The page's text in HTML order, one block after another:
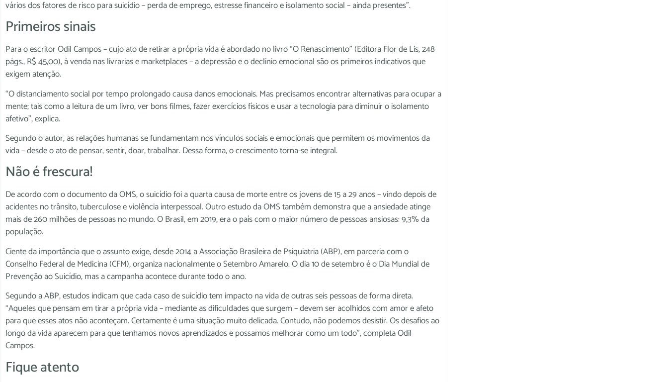
vários dos fatores de risco para suicídio – perda de emprego, estresse financeiro e isolamento social – ainda presentes”.
Primeiros sinais
Para o escritor Odil Campos – cujo ato de retirar a própria vida é abordado no livro “O Renascimento” (Editora Flor de Lis, 248
págs., R$ 45,00), à venda nas livrarias e marketplaces – a depressão e o declínio emocional são os primeiros indicativos que
exigem atenção.
“O distanciamento social por tempo prolongado causa danos emocionais. Mas precisamos encontrar alternativas para ocupar a
mente; tais como a leitura de um livro, ver bons filmes, fazer exercícios físicos e usar a tecnologia para diminuir o isolamento
afetivo”, explica.
Segundo o autor, as relações humanas se fundamentam nos vínculos sociais e emocionais que permitem os movimentos da
vida – desde o ato de pensar, sentir, doar, trabalhar. Dessa forma, o crescimento torna-se integral.
Não é frescura!
De acordo com o documento da OMS, o suicídio foi a quarta causa de morte entre os jovens de 15 a 29 anos – vindo depois de
acidentes no trânsito, tuberculose e violência interpessoal. Outro estudo da OMS também demonstra que a ansiedade atinge
mais de 260 milhões de pessoas no mundo. O Brasil, em 2019, era o país com o maior número de pessoas ansiosas: 9,3% da
população.
Ciente da importância que o assunto exige, desde 2014 a Associação Brasileira de Psiquiatria (ABP), em parceria com o
Conselho Federal de Medicina (CFM), organiza nacionalmente o Setembro Amarelo. O dia 10 de setembro é o Dia Mundial de
Prevenção ao Suicídio, mas a campanha acontece durante todo o ano.
Segundo a ABP, estudos indicam que cada caso de suicídio tem impacto na vida de outras seis pessoas de forma direta.
“Aqueles que pensam em tirar a própria vida – mediante as dificuldades que surgem – devem ser acolhidos com amor e afeto
para que esses atos não aconteçam. Certamente é uma situação muito delicada. Contudo, não podemos desistir. Os desafios ao
longo da vida aparecem para que tenhamos novos aprendizados e possamos melhorar como um todo”, completa Odil
Campos.
Fique atento